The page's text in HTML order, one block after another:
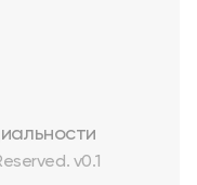
v0.1